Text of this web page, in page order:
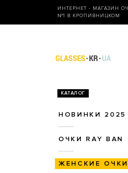
ИНТЕРНЕТ - МАГАЗИН
№1 В КРОПИВНИЦКОМ
КАТАЛОГ
НОВИНКИ 2025
ОЧКИ RAY BAN
ЖЕНСКИЕ ОЧКИ